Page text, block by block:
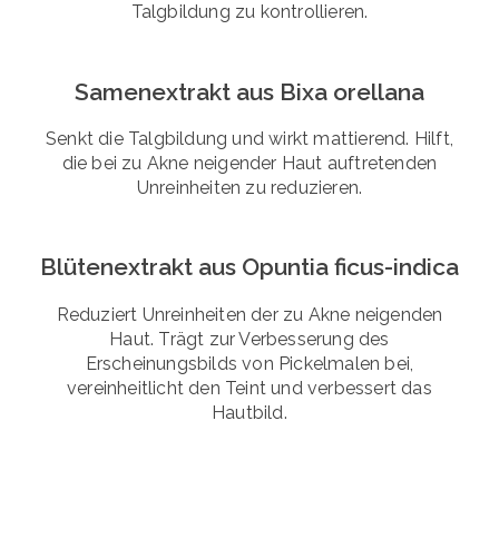
Talgbildung zu kontrollieren.
Samenextrakt aus Bixa orellana
Senkt die Talgbildung und wirkt mattierend. Hilft,
die bei zu Akne neigender Haut auftretenden
Unreinheiten zu reduzieren.
Blütenextrakt aus Opuntia ficus-indica
Reduziert Unreinheiten der zu Akne neigenden
Haut. Trägt zur Verbesserung des
Erscheinungsbilds von Pickelmalen bei,
vereinheitlicht den Teint und verbessert das
Hautbild.